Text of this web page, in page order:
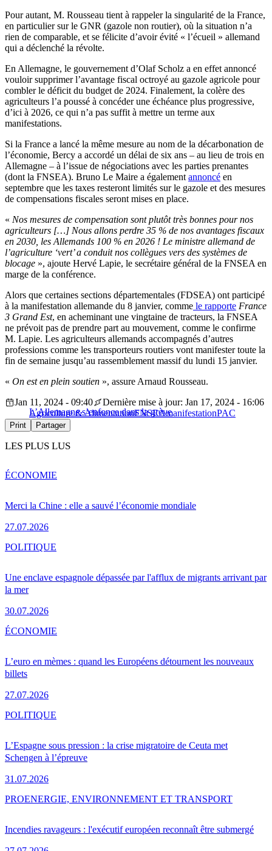
Pour autant, M. Rousseau tient à rappeler la singularité de la France,
en particulier sur le GNR (gazole non routier), où la situation n’a
rien de comparable, et se félicite d’avoir évité « l’écueil » allemand
qui a déclenché la révolte.
En Allemagne, le gouvernement d’Olaf Scholz a en effet annoncé
vouloir supprimer l’avantage fiscal octroyé au gazole agricole pour
combler le déficit du budget de 2024. Finalement, la colère des
agriculteurs l’a poussé à concéder une échéance plus progressive,
d’ici à 2026, ce qui n’a pas suffit à mettre un terme aux
manifestations.
Si la France a lancé la même mesure au nom de la décarbonation de
l’économie, Bercy a accordé un délai de six ans – au lieu de trois en
Allemagne – à l’issue de négociations avec les parties prenantes
(dont la FNSEA). Bruno Le Maire a également annoncé en
septembre que les taxes resteront limités sur le gazole et des mesures
de compensations fiscales seront mises en place.
« Nos mesures de compensation sont plutôt très bonnes pour nos
agriculteurs […] Nous allons perdre 35 % de nos avantages fiscaux
en 2030, les Allemands 100 % en 2026 ! Le ministre allemand de
l’agriculture ‘vert’ a conduit nos collègues vers des systèmes de
blocage », ajoute Hervé Lapie, le secrétaire général de la FNSEA en
marge de la conférence.
Alors que certaines sections départementales (FDSEA) ont participé
à la manifestation allemande du 8 janvier, comme le rapporte France
3 Grand Est, en acheminant une vingtaine de tracteurs, la FNSEA
ne prévoit pas de prendre part au mouvement, comme le confirme
M. Lapie. Les agriculteurs allemands accompagnés d’autres
professions comme les transporteurs routiers vont manifester toute la
fin de semaine jusqu’au rassemblement massif du lundi 15 janvier.
« On est en plein soutien », assure Arnaud Rousseau.
L’Allemagne s’enfonce dans la grève
Jan 11, 2024 - 09:40
Dernière mise à jour: Jan 17, 2024 - 16:06
Agriculture & AlimentationFNSEAmanifestationPAC
Print Partager
LES PLUS LUS
Merci la Chine : elle a sauvé l’économie mondiale
27.07.2026
ÉCONOMIE
Une enclave espagnole dépassée par l'afflux de migrants arrivant par
la mer
30.07.2026
POLITIQUE
L’euro en mèmes : quand les Européens détournent les nouveaux
billets
27.07.2026
ÉCONOMIE
L’Espagne sous pression : la crise migratoire de Ceuta met
Schengen à l’épreuve
31.07.2026
POLITIQUE
Incendies ravageurs : l'exécutif européen reconnaît être submergé
PROENERGIE, ENVIRONNEMENT ET TRANSPORT